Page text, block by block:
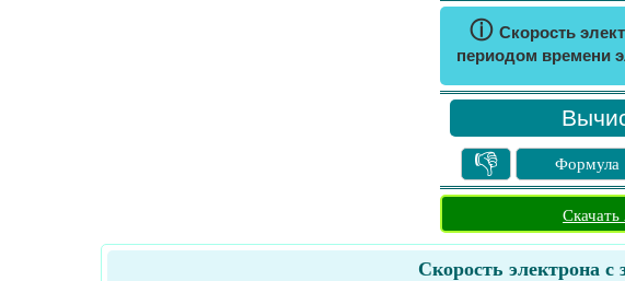
ⓘ Скорость
периодом времени
👎 Формула
Скорость электрона